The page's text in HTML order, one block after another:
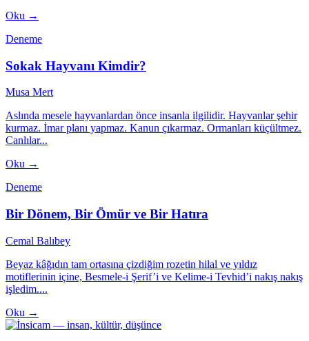
Oku →
Deneme
Sokak Hayvanı Kimdir?
Musa Mert
Aslında mesele hayvanlardan önce insanla ilgilidir. Hayvanlar şehir
kurmaz. İmar planı yapmaz. Kanun çıkarmaz. Ormanları küçültmez.
Canlılar...
Oku →
Deneme
Bir Dönem, Bir Ömür ve Bir Hatıra
Cemal Balıbey
Beyaz kâğıdın tam ortasına çizdiğim rozetin hilal ve yıldız
motiflerinin içine, Besmele-i Şerif’i ve Kelime-i Tevhid’i nakış nakış
işledim....
Oku →